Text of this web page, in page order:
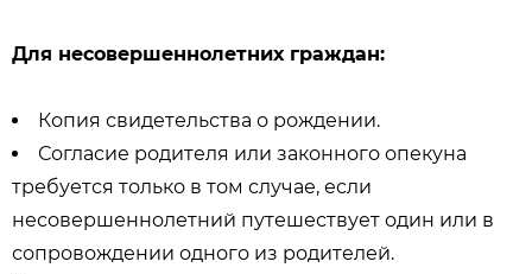
Для несовершеннолетних граждан:
Копия свидетельства о рождении.
Согласие родителя или законного опекуна
требуется только в том случае, если
несовершеннолетний путешествует один или в
сопровождении одного из родителей.